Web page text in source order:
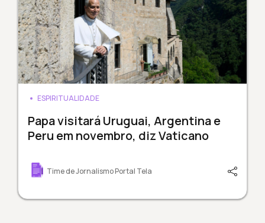
ESPIRITUALIDADE
Papa visitará Uruguai, Argentina e
Peru em novembro, diz Vaticano
Time de Jornalismo Portal Tela